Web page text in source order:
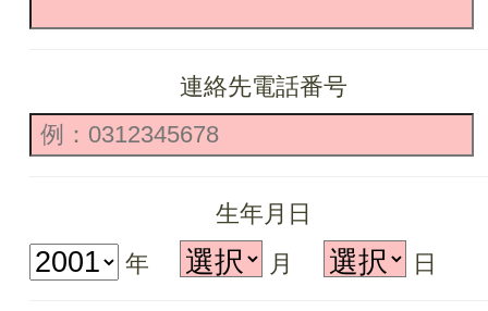
連絡先電話番号
生年月日
年
月 日